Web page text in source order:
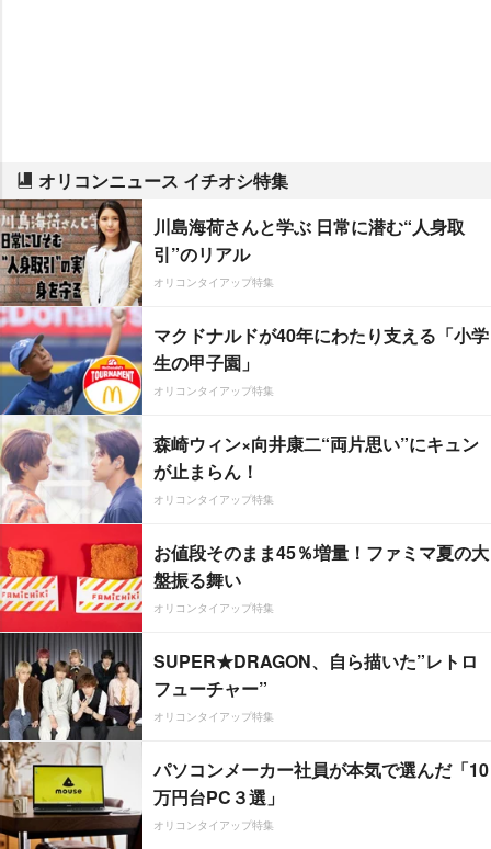
オリコンニュース イチオシ特集
川島海荷さんと学ぶ 日常に潜む“人身取
引”のリアル
オリコンタイアップ特集
マクドナルドが40年にわたり支える「小学
生の甲子園」
オリコンタイアップ特集
森崎ウィン×向井康二“両片思い”にキュン
が止まらん！
オリコンタイアップ特集
お値段そのまま45％増量！ファミマ夏の大
盤振る舞い
オリコンタイアップ特集
SUPER★DRAGON、自ら描いた”レトロ
フューチャー”
オリコンタイアップ特集
パソコンメーカー社員が本気で選んだ「10
万円台PC３選」
オリコンタイアップ特集